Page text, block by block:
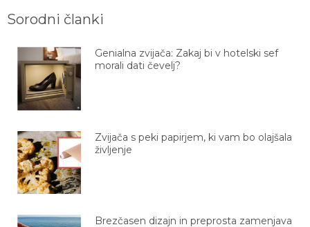
Sorodni članki
Genialna zvijača: Zakaj bi v hotelski sef
morali dati čevelj?
Zvijača s peki papirjem, ki vam bo olajšala
življenje
Brezčasen dizajn in preprosta zamenjava